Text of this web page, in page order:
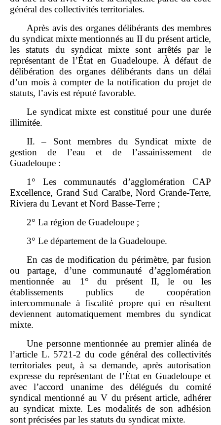
général des collectivités territoriales.
Après avis des organes délibérants des membres
du syndicat mixte mentionnés au II du présent article,
les statuts du syndicat mixte sont arrêtés par le
représentant de l’État en Guadeloupe. À défaut de
délibération des organes délibérants dans un délai
d’un mois à compter de la notification du projet de
statuts, l’avis est réputé favorable.
Le syndicat mixte est constitué pour une durée
illimitée.
II. – Sont membres du Syndicat mixte de
gestion de l’eau et de l’assainissement de
Guadeloupe :
1° Les communautés d’agglomération CAP
Excellence, Grand Sud Caraïbe, Nord Grande‑Terre,
Riviera du Levant et Nord Basse‑Terre ;
2° La région de Guadeloupe ;
3° Le département de la Guadeloupe.
En cas de modification du périmètre, par fusion
ou partage, d’une communauté d’agglomération
mentionnée au 1° du présent II, le ou les
établissements publics de coopération
intercommunale à fiscalité propre qui en résultent
deviennent automatiquement membres du syndicat
mixte.
Une personne mentionnée au premier alinéa de
l’article L. 5721‑2 du code général des collectivités
territoriales peut, à sa demande, après autorisation
expresse du représentant de l’État en Guadeloupe et
avec l’accord unanime des délégués du comité
syndical mentionné au V du présent article, adhérer
au syndicat mixte. Les modalités de son adhésion
sont précisées par les statuts du syndicat mixte.